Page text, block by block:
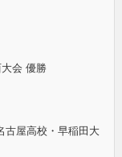
会 優勝
屋高校・早稲田大